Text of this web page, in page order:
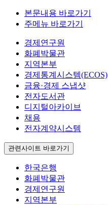
본문내용 바로가기
주메뉴 바로가기
경제연구원
화폐박물관
지역본부
경제통계시스템(ECOS)
금융·경제 스냅샷
전자도서관
디지털아카이브
채용
전자계약시스템
관련사이트 바로가기
한국은행
화폐박물관
경제연구원
지역본부